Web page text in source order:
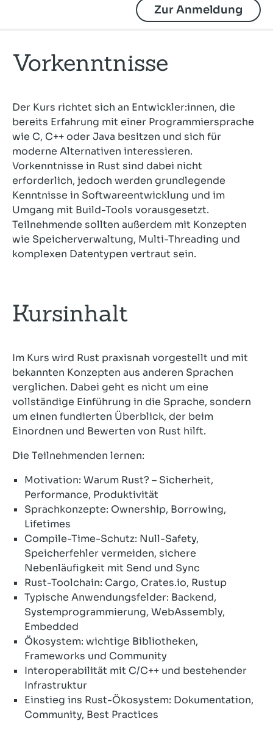
Zur Anmeldung
Vorkenntnisse
Der Kurs richtet sich an Entwickler:innen, die
bereits Erfahrung mit einer Programmiersprache
wie C, C++ oder Java besitzen und sich für
moderne Alternativen interessieren.
Vorkenntnisse in Rust sind dabei nicht
erforderlich, jedoch werden grundlegende
Kenntnisse in Softwareentwicklung und im
Umgang mit Build-Tools vorausgesetzt.
Teilnehmende sollten außerdem mit Konzepten
wie Speicherverwaltung, Multi-Threading und
komplexen Datentypen vertraut sein.
Kursinhalt
Im Kurs wird Rust praxisnah vorgestellt und mit
bekannten Konzepten aus anderen Sprachen
verglichen. Dabei geht es nicht um eine
vollständige Einführung in die Sprache, sondern
um einen fundierten Überblick, der beim
Einordnen und Bewerten von Rust hilft.
Die Teilnehmenden lernen:
Motivation: Warum Rust? – Sicherheit,
Performance, Produktivität
Sprachkonzepte: Ownership, Borrowing,
Lifetimes
Compile-Time-Schutz: Null-Safety,
Speicherfehler vermeiden, sichere
Nebenläufigkeit mit Send und Sync
Rust-Toolchain: Cargo, Crates.io, Rustup
Typische Anwendungsfelder: Backend,
Systemprogrammierung, WebAssembly,
Embedded
Ökosystem: wichtige Bibliotheken,
Frameworks und Community
Interoperabilität mit C/C++ und bestehender
Infrastruktur
Einstieg ins Rust-Ökosystem: Dokumentation,
Community, Best Practices